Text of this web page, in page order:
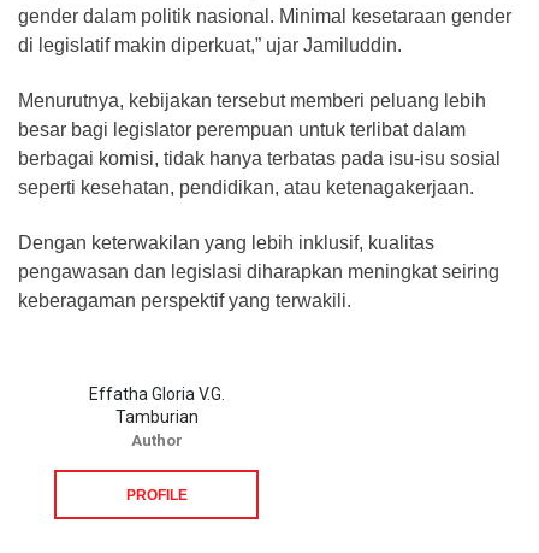
gender dalam politik nasional. Minimal kesetaraan gender
di legislatif makin diperkuat,” ujar Jamiluddin.
Menurutnya, kebijakan tersebut memberi peluang lebih
besar bagi legislator perempuan untuk terlibat dalam
berbagai komisi, tidak hanya terbatas pada isu-isu sosial
seperti kesehatan, pendidikan, atau ketenagakerjaan.
Dengan keterwakilan yang lebih inklusif, kualitas
pengawasan dan legislasi diharapkan meningkat seiring
keberagaman perspektif yang terwakili.
Effatha Gloria V.G.
Tamburian
Author
PROFILE